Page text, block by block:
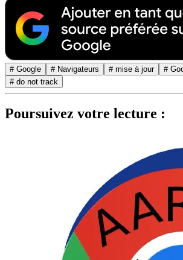
# Google # Navigateurs # mise à jour
#
# do not track
Poursuivez votre lecture :